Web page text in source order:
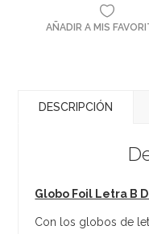
AÑADIR A MIS
DESCRIPCIÓN
Globo Foil Letra B
Con los globos de